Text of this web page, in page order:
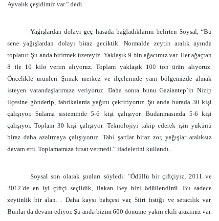
Ayvalık çeşidimiz var.” dedi
Yağışlardan dolayı geç hasada bağladıklarını belirten Soysal, “Bu
sene yağışlardan dolayı biraz geciktik. Normalde zeytin aralık ayında
toplanır. Şu anda bitirmek üzereyiz. Yaklaşık 9 bin ağacımız var. Her ağaçtan
8 ile 10 kilo verim alıyoruz. Toplam yaklaşık 100 ton ürün alıyoruz.
Öncelikle ürünleri Şırnak merkez ve ilçelerinde yani bölgemizde almak
isteyen vatandaşlarımıza veriyoruz. Daha sonra bunu Gaziantep`in Nizip
ilçesine gönderip, fabrikalarda yağını çektiriyoruz. Şu anda burada 30 kişi
çalışıyor. Sulama sisteminde 5-6 kişi çalışıyor. Budanmasında 5-6 kişi
çalışıyor. Toplam 30 kişi çalışıyor. Teknolojiyi takip ederek işin yükünü
biraz daha azaltmaya çalışıyoruz. Tabi şartlar biraz zor, yağışlar aralıksız
devam etti. Toplamamıza fırsat vermedi.” ifadelerini kullandı.
Soysal son olarak şunları söyledi: "Ödüllü bir çiftçiyiz, 2011 ve
2012’de en iyi çiftçi seçildik, Bakan Bey bizi ödüllendirdi. Bu sadece
zeytinlik bir alan… Daha kaysı bahçesi var, Siirt fıstığı ve seracılık var.
Bunlar da devam ediyor. Şu anda bizim 600 dönüme yakın ekili arazimiz var.